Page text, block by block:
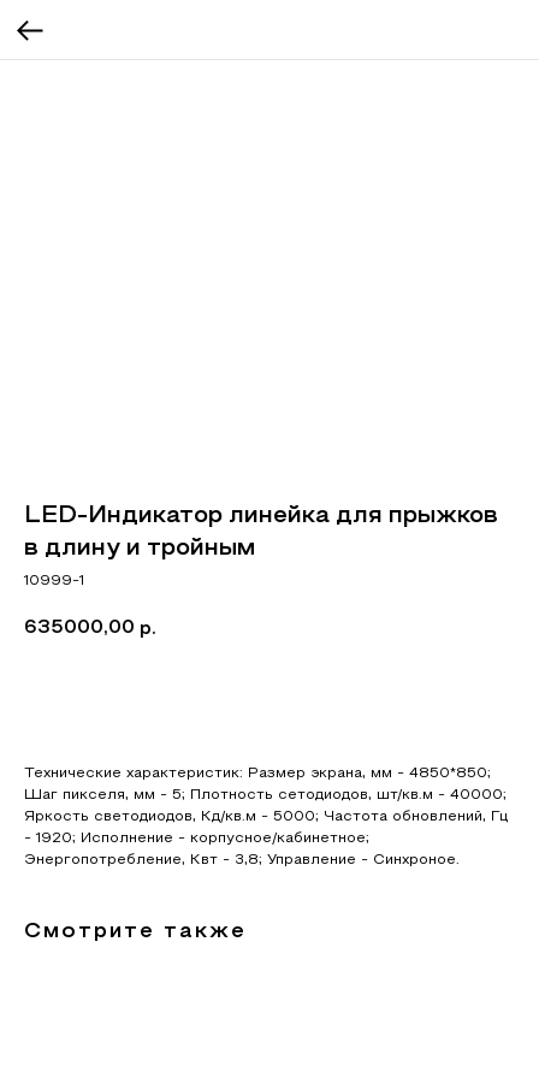
LED-Индикатор линейка для прыжков
в длину и тройным
10999-1
635000,00 р.
Технические характеристик: Размер экрана, мм - 4850*850;
Шаг пикселя, мм - 5; Плотность сетодиодов, шт/кв.м - 40000;
Яркость светодиодов, Кд/кв.м - 5000; Частота обновлений, Гц
- 1920; Исполнение - корпусное/кабинетное;
Энергопотребление, Квт - 3,8; Управление - Синхроное.
Смотрите также